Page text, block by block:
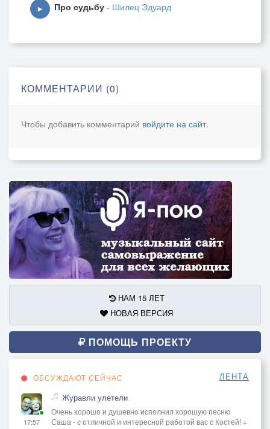
ПРИПЕВ:Пройден путь и чего терять
И не надо меня жалеть
Бросьте эти все глупости
Встретимся на дне пропасти
Облака плывут
Так же было всё
Много лет назад
Оглянусь вокруг
Пустота и мрак
Не моё всё тут
Что то здесь не так
Всё что раньше мне
Было дорого
То ли куплено
То ли продано
Или предано
И расстреляно
на костях идёт
▶ Про судьбу - Шилец Эдуард
КОММЕНТАРИИ (0)
Чтобы добавить комментарий войдите на сайт.
НАМ 15 ЛЕТ
НОВАЯ ВЕРСИЯ
ПОМОЩЬ ПРОЕКТУ
ОБСУЖДАЮТ СЕЙЧАС ЛЕНТА
17:57
Журавли улетели
Очень хорошо и душевно исполнил хорошую песню
Саша - с отличной и интересной работой вас с Костей! +